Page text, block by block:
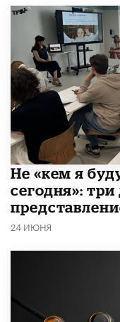
Не «кем я
сегодня»:
24 ИЮНЯ